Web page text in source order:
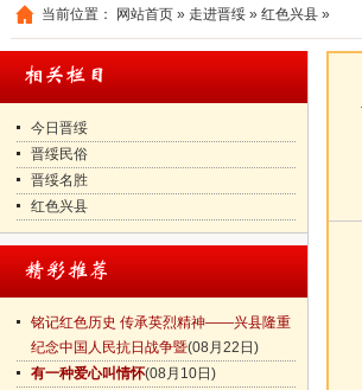
当前位置： 网站首页 » 走进晋绥 » 红色兴县 »
今日晋绥
晋绥民俗
晋绥名胜
红色兴县
铭记红色历史 传承英烈精神——兴县隆重
纪念中国人民抗日战争暨(08月22日)
有一种爱心叫情怀(08月10日)